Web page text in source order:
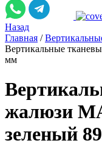
Назад
Главная /
Вертикальные
мм
жалюзи
зеленый